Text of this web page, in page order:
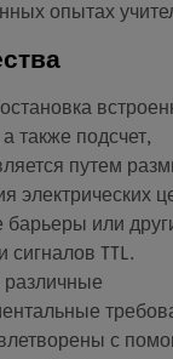
опытах
также подсчет,
путем
электрических
барьеры или
сигналов TTL.
различные
с